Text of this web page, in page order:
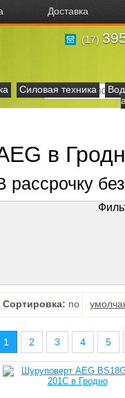
Доставка
(17)
Силовая техника
в
рассрочку
Сортировка: по
1 2 3 4 5